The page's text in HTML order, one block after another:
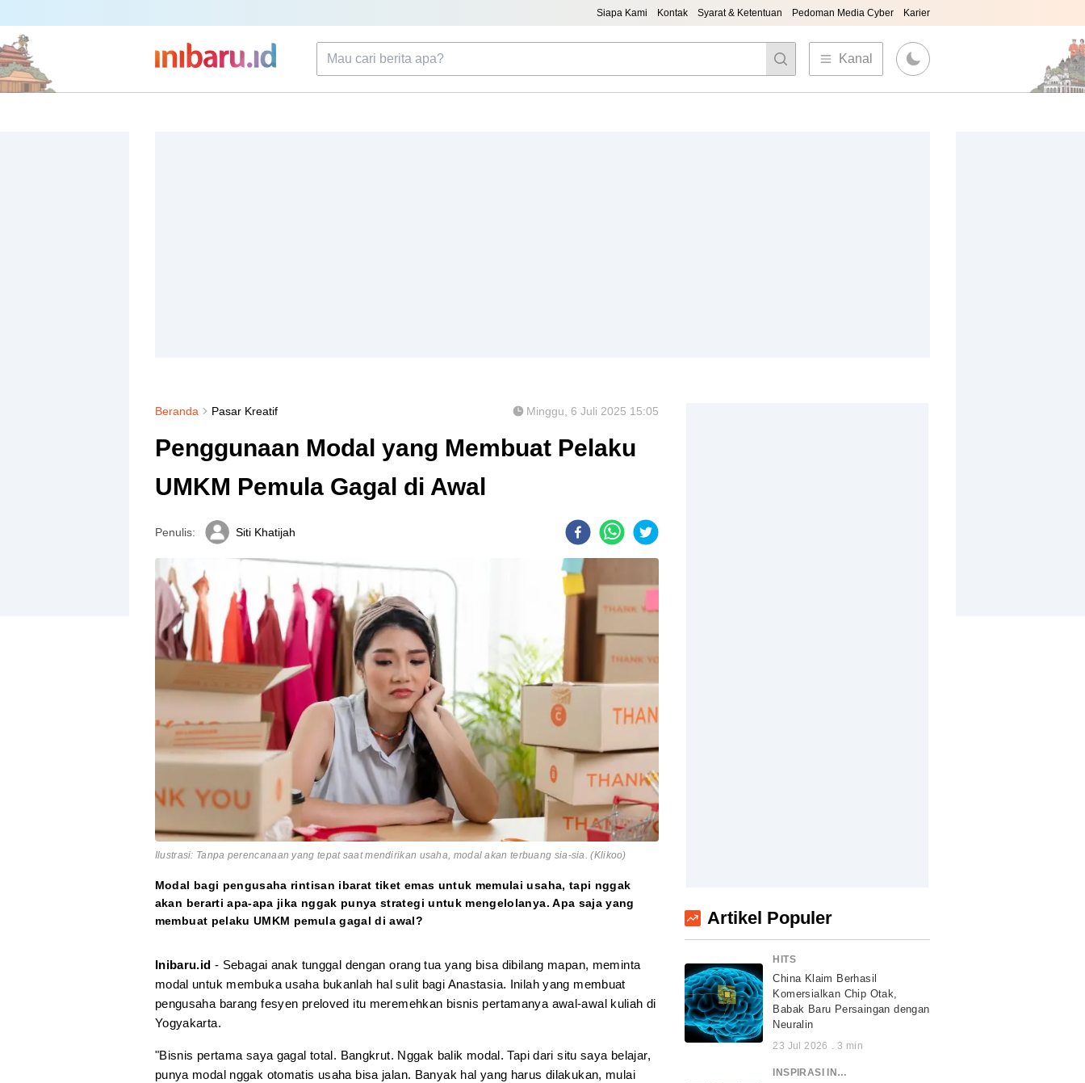
Siapa Kami Kontak Syarat & Ketentuan Pedoman Media Cyber Karier
Kanal
Beranda Pasar Kreatif Minggu, 6 Juli 2025 15:05
Penggunaan Modal yang Membuat Pelaku
UMKM Pemula Gagal di Awal
Penulis: Siti Khatijah
Ilustrasi: Tanpa perencanaan yang tepat saat mendirikan usaha, modal akan terbuang sia-sia. (Klikoo)
Modal bagi pengusaha rintisan ibarat tiket emas untuk memulai usaha, tapi nggak
akan berarti apa-apa jika nggak punya strategi untuk mengelolanya. Apa saja yang
membuat pelaku UMKM pemula gagal di awal?
Inibaru.id - Sebagai anak tunggal dengan orang tua yang bisa dibilang mapan, meminta
modal untuk membuka usaha bukanlah hal sulit bagi Anastasia. Inilah yang membuat
pengusaha barang fesyen preloved itu meremehkan bisnis pertamanya awal-awal kuliah di
Yogyakarta.
"Bisnis pertama saya gagal total. Bangkrut. Nggak balik modal. Tapi dari situ saya belajar,
punya modal nggak otomatis usaha bisa jalan. Banyak hal yang harus dilakukan, mulai
Artikel Populer
HITS
China Klaim Berhasil
Komersialkan Chip Otak,
Babak Baru Persaingan dengan
Neuralin
23 Jul 2026 . 3 min
INSPIRASI INDONESIA